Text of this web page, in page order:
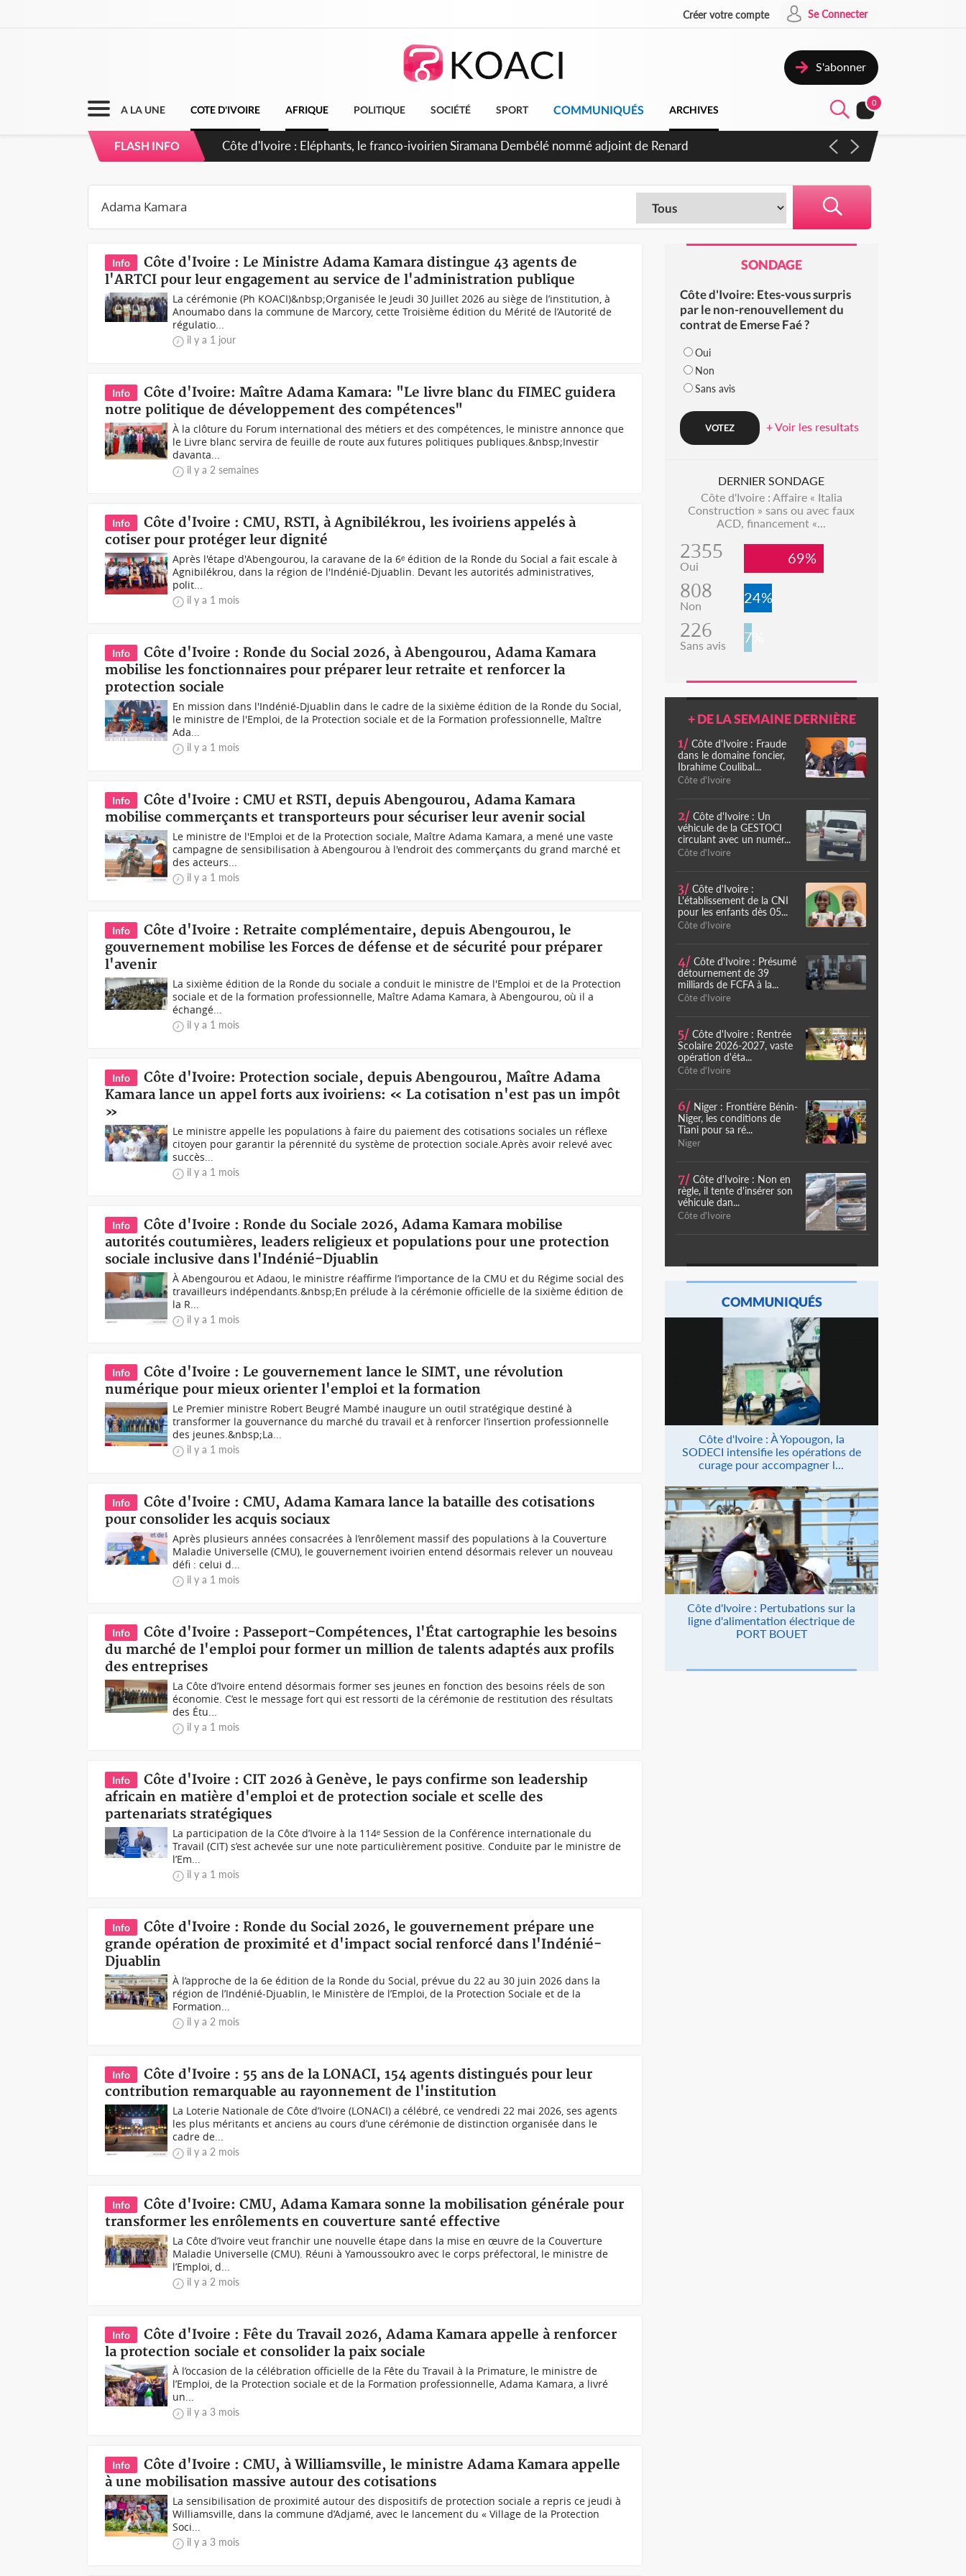
Créer votre compte Se Connecter
S'abonner
A LA UNE COTE D'IVOIRE AFRIQUE POLITIQUE SOCIÉTÉ SPORT COMMUNIQUÉS ARCHIVES
0
FLASH INFO Cameroun : 5 combattants séparatistes neutralisés, le Mindef dément les rumeurs d'exactions des civils
Info
Côte d'Ivoire : Le Ministre Adama Kamara distingue 43 agents de
l'ARTCI pour leur engagement au service de l'administration publique
La cérémonie (Ph KOACI)&nbsp;Organisée le Jeudi 30 Juillet 2026 au siège de l’institution, à
Anoumabo dans la commune de Marcory, cette Troisième édition du Mérité de l’Autorité de
régulatio...
il y a 1 jour
Info
Côte d'Ivoire: Maître Adama Kamara: "Le livre blanc du FIMEC guidera
notre politique de développement des compétences"
À la clôture du Forum international des métiers et des compétences, le ministre annonce que
le Livre blanc servira de feuille de route aux futures politiques publiques.&nbsp;Investir
davanta...
il y a 2 semaines
Info
Côte d'Ivoire : CMU, RSTI, à Agnibilékrou, les ivoiriens appelés à
cotiser pour protéger leur dignité
Après l'étape d'Abengourou, la caravane de la 6ᵉ édition de la Ronde du Social a fait escale à
Agnibilékrou, dans la région de l'Indénié-Djuablin. Devant les autorités administratives,
polit...
il y a 1 mois
Info
Côte d'Ivoire : Ronde du Social 2026, à Abengourou, Adama Kamara
mobilise les fonctionnaires pour préparer leur retraite et renforcer la
protection sociale
En mission dans l'Indénié-Djuablin dans le cadre de la sixième édition de la Ronde du Social,
le ministre de l'Emploi, de la Protection sociale et de la Formation professionnelle, Maître
Ada...
il y a 1 mois
Info
Côte d'Ivoire : CMU et RSTI, depuis Abengourou, Adama Kamara
mobilise commerçants et transporteurs pour sécuriser leur avenir social
Le ministre de l'Emploi et de la Protection sociale, Maître Adama Kamara, a mené une vaste
campagne de sensibilisation à Abengourou à l'endroit des commerçants du grand marché et
des acteurs...
il y a 1 mois
Info
Côte d'Ivoire : Retraite complémentaire, depuis Abengourou, le
gouvernement mobilise les Forces de défense et de sécurité pour préparer
l'avenir
La sixième édition de la Ronde du sociale a conduit le ministre de l'Emploi et de la Protection
sociale et de la formation professionnelle, Maître Adama Kamara, à Abengourou, où il a
échangé...
il y a 1 mois
Info
Côte d'Ivoire: Protection sociale, depuis Abengourou, Maître Adama
Kamara lance un appel forts aux ivoiriens: « La cotisation n'est pas un impôt
»
Le ministre appelle les populations à faire du paiement des cotisations sociales un réflexe
citoyen pour garantir la pérennité du système de protection sociale.Après avoir relevé avec
succès...
il y a 1 mois
Info
Côte d'Ivoire : Ronde du Sociale 2026, Adama Kamara mobilise
autorités coutumières, leaders religieux et populations pour une protection
sociale inclusive dans l'Indénié-Djuablin
À Abengourou et Adaou, le ministre réaffirme l’importance de la CMU et du Régime social des
travailleurs indépendants.&nbsp;En prélude à la cérémonie officielle de la sixième édition de
la R...
il y a 1 mois
Info
Côte d'Ivoire : Le gouvernement lance le SIMT, une révolution
numérique pour mieux orienter l'emploi et la formation
Le Premier ministre Robert Beugré Mambé inaugure un outil stratégique destiné à
transformer la gouvernance du marché du travail et à renforcer l’insertion professionnelle
des jeunes.&nbsp;La...
il y a 1 mois
Info
Côte d'Ivoire : CMU, Adama Kamara lance la bataille des cotisations
pour consolider les acquis sociaux
Après plusieurs années consacrées à l’enrôlement massif des populations à la Couverture
Maladie Universelle (CMU), le gouvernement ivoirien entend désormais relever un nouveau
défi : celui d...
il y a 1 mois
Info
Côte d'Ivoire : Passeport-Compétences, l'État cartographie les besoins
du marché de l'emploi pour former un million de talents adaptés aux profils
des entreprises
La Côte d’Ivoire entend désormais former ses jeunes en fonction des besoins réels de son
économie. C’est le message fort qui est ressorti de la cérémonie de restitution des résultats
des Étu...
il y a 1 mois
Info
Côte d'Ivoire : CIT 2026 à Genève, le pays confirme son leadership
africain en matière d'emploi et de protection sociale et scelle des
partenariats stratégiques
La participation de la Côte d’Ivoire à la 114ᵉ Session de la Conférence internationale du
Travail (CIT) s’est achevée sur une note particulièrement positive. Conduite par le ministre de
l’Em...
il y a 1 mois
Info
Côte d'Ivoire : Ronde du Social 2026, le gouvernement prépare une
grande opération de proximité et d'impact social renforcé dans l'Indénié-
Djuablin
À l’approche de la 6e édition de la Ronde du Social, prévue du 22 au 30 juin 2026 dans la
région de l’Indénié-Djuablin, le Ministère de l’Emploi, de la Protection Sociale et de la
Formation...
il y a 2 mois
Info
Côte d'Ivoire : 55 ans de la LONACI, 154 agents distingués pour leur
contribution remarquable au rayonnement de l'institution
La Loterie Nationale de Côte d’Ivoire (LONACI) a célébré, ce vendredi 22 mai 2026, ses agents
les plus méritants et anciens au cours d’une cérémonie de distinction organisée dans le
cadre de...
il y a 2 mois
Info
Côte d'Ivoire: CMU, Adama Kamara sonne la mobilisation générale pour
transformer les enrôlements en couverture santé effective
La Côte d’Ivoire veut franchir une nouvelle étape dans la mise en œuvre de la Couverture
Maladie Universelle (CMU). Réuni à Yamoussoukro avec le corps préfectoral, le ministre de
l’Emploi, d...
il y a 2 mois
Info
Côte d'Ivoire : Fête du Travail 2026, Adama Kamara appelle à renforcer
la protection sociale et consolider la paix sociale
À l’occasion de la célébration officielle de la Fête du Travail à la Primature, le ministre de
l’Emploi, de la Protection sociale et de la Formation professionnelle, Adama Kamara, a livré
un...
il y a 3 mois
Info
Côte d'Ivoire : CMU, à Williamsville, le ministre Adama Kamara appelle
à une mobilisation massive autour des cotisations
La sensibilisation de proximité autour des dispositifs de protection sociale a repris ce jeudi à
Williamsville, dans la commune d’Adjamé, avec le lancement du « Village de la Protection
Soci...
il y a 3 mois
SONDAGE
Côte d'Ivoire: Etes-vous surpris
par le non-renouvellement du
contrat de Emerse Faé ?
Oui
Non
Sans avis
+ Voir les resultats
DERNIER SONDAGE
Côte d'Ivoire : Affaire « Italia
Construction » sans ou avec faux
ACD, financement «...
2355
Oui 69%
808
Non 24%
226
Sans avis 7%
+ DE LA SEMAINE DERNIÈRE
1/ Côte d'Ivoire : Fraude
dans le domaine foncier,
Ibrahime Coulibal...
Côte d'Ivoire
2/ Côte d'Ivoire : Un
véhicule de la GESTOCI
circulant avec un numér...
Côte d'Ivoire
3/ Côte d'Ivoire :
L'établissement de la CNI
pour les enfants dès 05...
Côte d'Ivoire
4/ Côte d'Ivoire : Présumé
détournement de 39
milliards de FCFA à la...
Côte d'Ivoire
5/ Côte d'Ivoire : Rentrée
Scolaire 2026-2027, vaste
opération d'éta...
Côte d'Ivoire
6/ Niger : Frontière Bénin-
Niger, les conditions de
Tiani pour sa ré...
Niger
7/ Côte d'Ivoire : Non en
règle, il tente d'insérer son
véhicule dan...
Côte d'Ivoire
COMMUNIQUÉS
Côte d'Ivoire : À Yopougon, la
SODECI intensifie les opérations de
curage pour accompagner l...
Côte d'Ivoire : Pertubations sur la
ligne d'alimentation électrique de
PORT BOUET